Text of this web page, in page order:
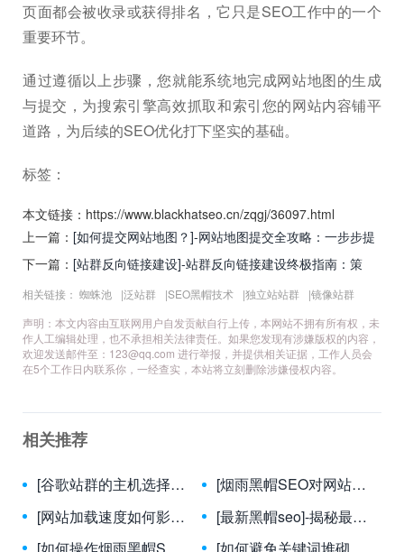
页面都会被收录或获得排名，它只是SEO工作中的一个
重要环节。
通过遵循以上步骤，您就能系统地完成网站地图的生成
与提交，为搜索引擎高效抓取和索引您的网站内容铺平
道路，为后续的SEO优化打下坚实的基础。
标签：
本文链接：https://www.blackhatseo.cn/zqgj/36097.html
上一篇： [如何提交网站地图？]-网站地图提交全攻略：一步步提
升搜索引擎可见性
下一篇： [站群反向链接建设]-站群反向链接建设终极指南：策
略、风险与实战技巧
相关链接： 蜘蛛池 |泛站群 |SEO黑帽技术 |独立站站群 |镜像站群
声明：本文内容由互联网用户自发贡献自行上传，本网站不拥有所有权，未
作人工编辑处理，也不承担相关法律责任。如果您发现有涉嫌版权的内容，
欢迎发送邮件至： 123@qq.com 进行举报，并提供相关证据，工作人员会
在5个工作日内联系你，一经查实，本站将立刻删除涉嫌侵权内容。
相关推荐
[谷歌站群的主机选择有什么要求？]-谷歌站群搭建：主机选择的7大核心要求与避坑指南
[烟雨黑帽SEO对网站流量有何影响？]-揭秘烟雨黑帽SEO对网站流量的真实影响与风险
[网站加载速度如何影响SEO排名？]-网站加载速度对SEO排名的影响：关键因素与优化策略
[最新黑帽seo]-揭秘最新黑帽SEO技术：风险、案例与正规替代方案